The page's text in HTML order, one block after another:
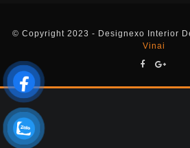
© Copyright 2023 - Designexo Interior
Vinai